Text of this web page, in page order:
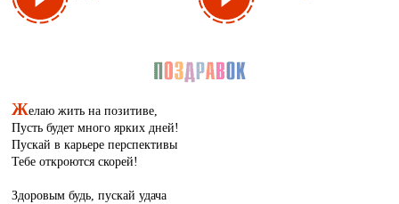
Желаю жить на позитиве,
Пусть будет много ярких дней!
Пускай в карьере перспективы
Тебе откроются скорей!
Здоровым будь, пускай удача